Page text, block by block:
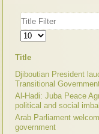
Title
Filter
Display
#
Title
Djiboutian President
Transitional
Al-Hadi: Juba Peace
political and social
Arab Parliament
government